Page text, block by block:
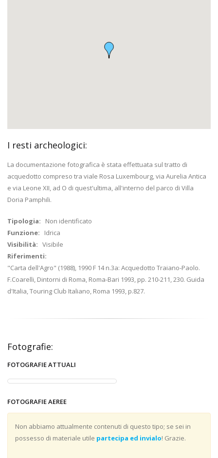
I resti archeologici:
La documentazione fotografica è stata effettuata sul tratto di
acquedotto compreso tra viale Rosa Luxembourg, via Aurelia Antica
e via Leone XII, ad O di quest'ultima, all'interno del parco di Villa
Doria Pamphili.
Tipologia: Non identificato
Funzione: Idrica
Visibilità: Visibile
Riferimenti:
"Carta dell'Agro" (1988), 1990 F 14 n.3a: Acquedotto Traiano-Paolo.
F.Coarelli, Dintorni di Roma, Roma-Bari 1993, pp. 210-211, 230. Guida
d'Italia, Touring Club Italiano, Roma 1993, p.827.
Fotografie:
FOTOGRAFIE ATTUALI
FOTOGRAFIE AEREE
Non abbiamo attualmente contenuti di questo tipo; se sei in
possesso di materiale utile partecipa ed invialo! Grazie.